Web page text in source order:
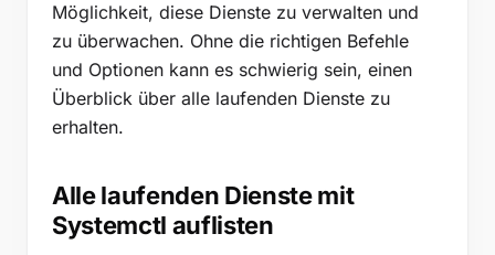
Möglichkeit, diese Dienste zu verwalten und
zu überwachen. Ohne die richtigen Befehle
und Optionen kann es schwierig sein, einen
Überblick über alle laufenden Dienste zu
erhalten.
Alle laufenden Dienste mit
Systemctl auflisten